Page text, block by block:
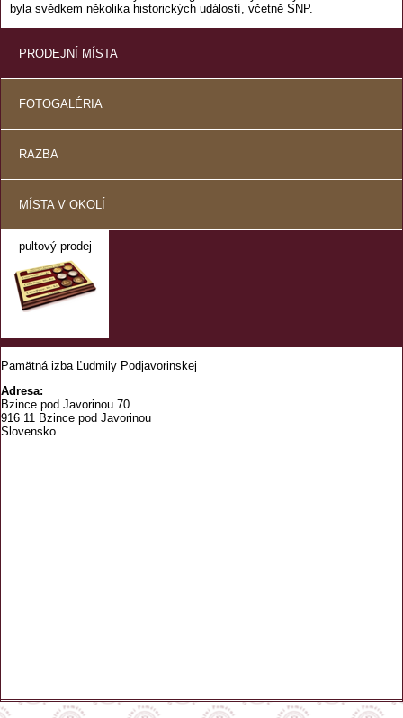
byla svědkem několika historických událostí, včetně SNP.
PRODEJNÍ MÍSTA
FOTOGALÉRIA
RAZBA
MÍSTA V OKOLÍ
pultový prodej
Pamätná izba Ľudmily Podjavorinskej
Adresa:
Bzince pod Javorinou 70
916 11 Bzince pod Javorinou
Slovensko